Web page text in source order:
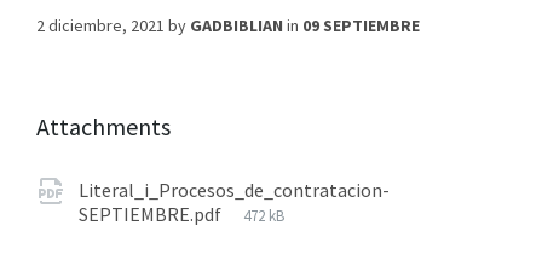
2 diciembre, 2021 by GADBIBLIAN in 09 SEPTIEMBRE
Attachments
Literal_i_Procesos_de_contratacion-
SEPTIEMBRE.pdf
472 kB